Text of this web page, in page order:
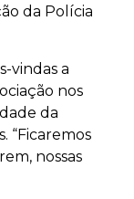
da Polícia
vindas a
nos
da
“Ficaremos
nossas